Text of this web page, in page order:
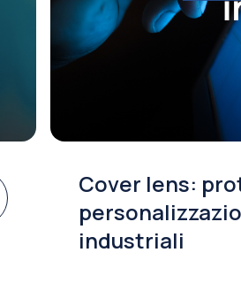
Cover lens:
industriali